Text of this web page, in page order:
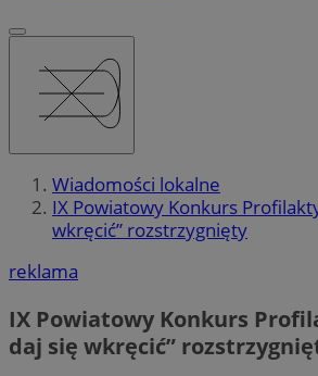
Wiadomości lokalne
IX Powiatowy Konkurs
wkręcić” rozstrzygnięty
reklama
IX Powiatowy Konkurs
daj się wkręcić”